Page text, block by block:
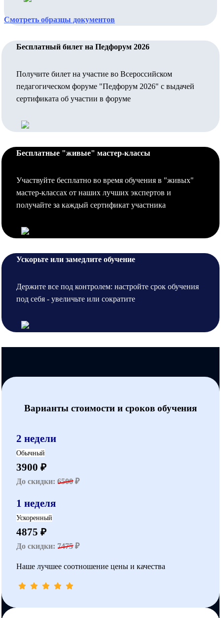
Смотреть образцы документов
Бесплатный билет на Педфорум 2026
Получите билет на участие во Всероссийском
педагогическом форуме "Педфорум 2026" с выдачей
сертификата об участии в форуме
Бесплатные "живые" мастер-классы
Участвуйте бесплатно во время обучения в "живых"
мастер-классах от наших лучших экспертов и
получайте за каждый сертификат участника
Ускорьте или замедлите обучение
Держите все под контролем: настройте срок обучения
под себя - увеличьте или сократите
Варианты стоимости и сроков обучения
2 недели
Обычный
3900 ₽
До скидки: 6500₽
1 неделя
Ускоренный
4875 ₽
До скидки: 7475₽
Наше лучшее соотношение цены и качества